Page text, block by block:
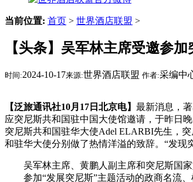
当前位置: 首页 > 世界酒店联盟 >
【头条】吴军林主席受邀参
时间:2024-10-17来源:世界酒店联盟 作者:采编中
【泛旅通讯社10月17日北京电】 最新消息，
应突尼斯共和国驻中国大使馆邀请，于昨日
突尼斯共和国驻华大使Adel ELARBI先生，
和驻华大使分别做了热情洋溢的致辞。“发现
吴军林主席、黄鹏人副主席和突尼斯国
参加“发展突尼斯”主题活动的政商名流